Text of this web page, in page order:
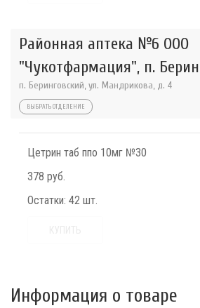
Районная аптека №6 ООО
"Чукотфармация", п.
п. Беринговский, ул. Мандрикова, д. 4
ВЫБРАТЬ ОТДЕЛЕНИЕ
Цетрин таб ппо 10мг №30
378 руб.
Остатки: 42 шт.
Информация о товаре